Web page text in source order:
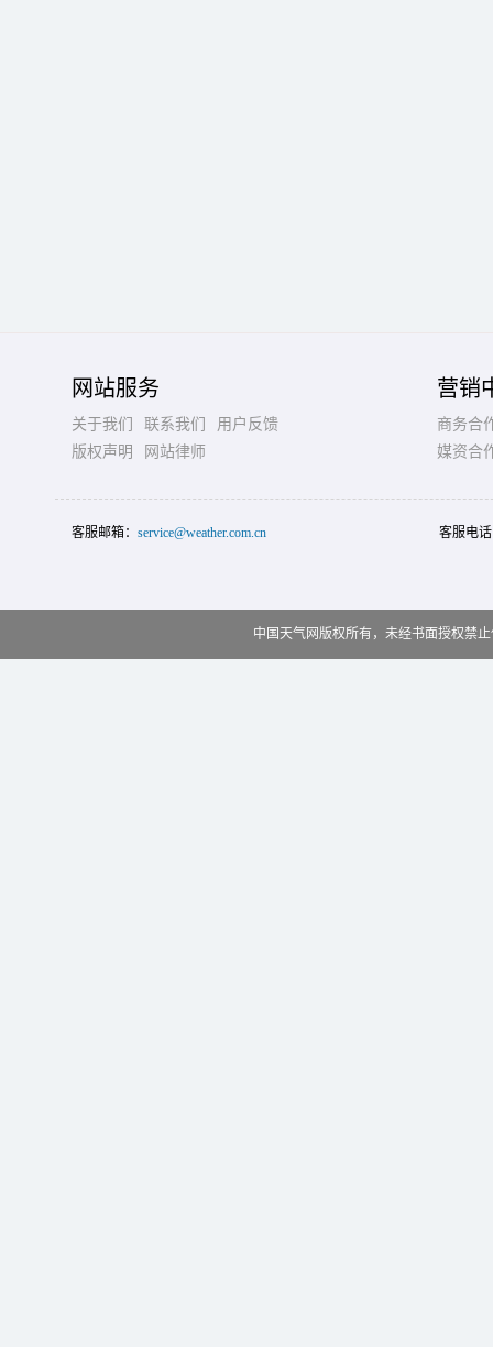
网站服务
关于我们 联系我们
用户反馈
版权声明
网站律师
营销
商务合
媒资合
客服邮箱： service@weather.com.cn 客服电
中国天气网版权所有，未经书面授权